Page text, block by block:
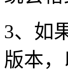
3、如
版本